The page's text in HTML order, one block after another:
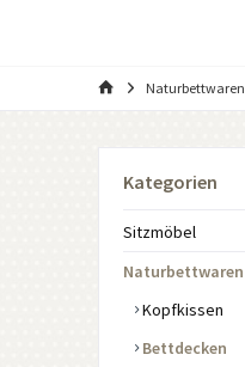
Naturbettwaren
Kategorien
Sitzmöbel
Naturbettwaren
Kopfkissen
Bettdecken